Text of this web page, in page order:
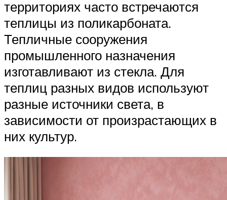
территориях часто встречаются
теплицы из поликарбоната.
Тепличные сооружения
промышленного назначения
изготавливают из стекла. Для
теплиц разных видов используют
разные источники света, в
зависимости от произрастающих в
них культур.